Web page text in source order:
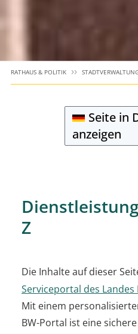
RATHAUS & POLITIK
Seite in
anzeigen
Z
Die Inhalte auf dieser
Serviceportal des
Mit einem
BW-Portal ist eine